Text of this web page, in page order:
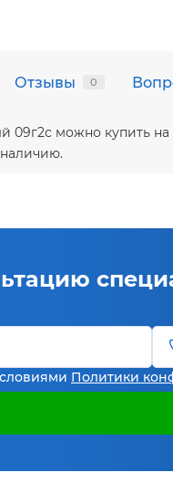
Отзывы 0
09г2с можно купить
Политики